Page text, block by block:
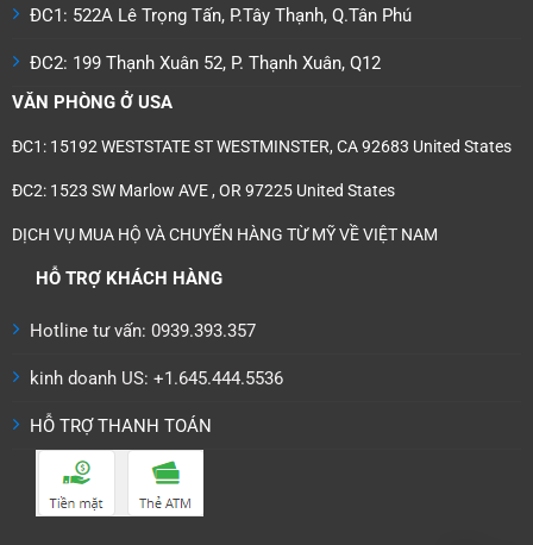
ĐC1: 522A Lê Trọng Tấn, P.Tây Thạnh, Q.Tân Phú
ĐC2: 199 Thạnh Xuân 52, P. Thạnh Xuân, Q12
VĂN PHÒNG Ở USA
ĐC1: 15192 WESTSTATE ST WESTMINSTER, CA 92683 United States
ĐC2: 1523 SW Marlow AVE , OR 97225 United States
DỊCH VỤ MUA HỘ VÀ CHUYỂN HÀNG TỪ MỸ VỀ VIỆT NAM
HỖ TRỢ KHÁCH HÀNG
Hotline tư vấn: 0939.393.357
kinh doanh US: +1.645.444.5536
HỖ TRỢ THANH TOÁN